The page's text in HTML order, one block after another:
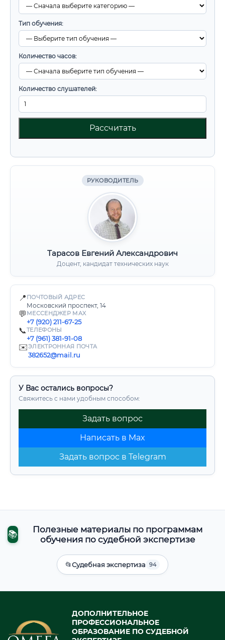
Тип обучения:
Количество часов:
Количество слушателей:
Рассчитать
РУКОВОДИТЕЛЬ
Тарасов Евгений Александрович
Доцент, кандидат технических наук
📍 ПОЧТОВЫЙ АДРЕС
Московский проспект, 14
💬 МЕССЕНДЖЕР MAX
+7 (920) 211-67-25
📞ТЕЛЕФОНЫ
+7 (961) 381-91-08
✉️ЭЛЕКТРОННАЯ ПОЧТА
382652@mail.ru
У Вас остались вопросы?
Свяжитесь с нами удобным способом:
Задать вопрос
Написать в Max
Задать вопрос в Telegram
📚
Полезные материалы по программам
обучения по судебной экспертизе
📂Судебная экспертиза 94
ДОПОЛНИТЕЛЬНОЕ
ПРОФЕССИОНАЛЬНОЕ
ОБРАЗОВАНИЕ ПО СУДЕБНОЙ